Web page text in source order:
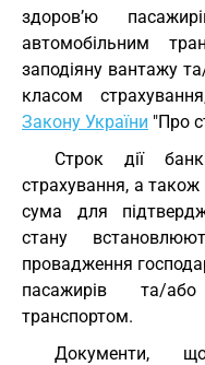
здоров’ю
автомобільним
заподіяну вантажу
класом
Закону України "Про
Строк дії
страхування, а також
сума для
стану
провадження
пасажирів та/
транспортом.
Документи,